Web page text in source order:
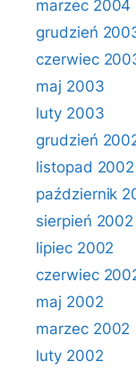
marzec 2004
grudzień
czerwiec
maj 2003
luty 2003
grudzień
listopad 2002
październik
sierpień 2002
lipiec 2002
czerwiec
maj 2002
marzec 2002
luty 2002